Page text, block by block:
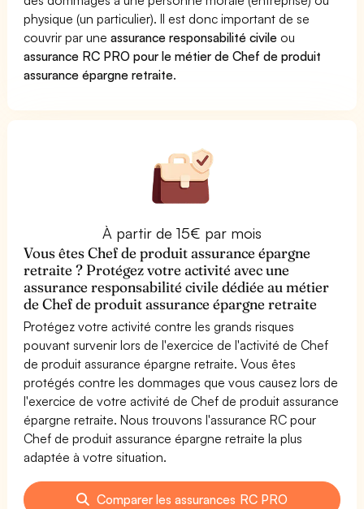
physique (un particulier). Il est donc important de se
couvrir par uneassurance responsabilité civile ou
assurance RC PRO pour le métier de Chef de produit
assurance épargne retraite.
À partir de 15€ par mois
Vous êtes Chef de produit assurance épargne
retraite ? Protégez votre activité avec une
assurance responsabilité civile dédiée au métier
de Chef de produit assurance épargne retraite
Protégez votre activité contre les grands risques
pouvant survenir lors de l'exercice de l'activité de Chef
de produit assurance épargne retraite. Vous êtes
protégés contre les dommages que vous causez lors de
l'exercice de votre activité de Chef de produit assurance
épargne retraite. Nous trouvons l'assurance RC pour
Chef de produit assurance épargne retraite la plus
adaptée à votre situation.
Comparer les assurances RC PRO